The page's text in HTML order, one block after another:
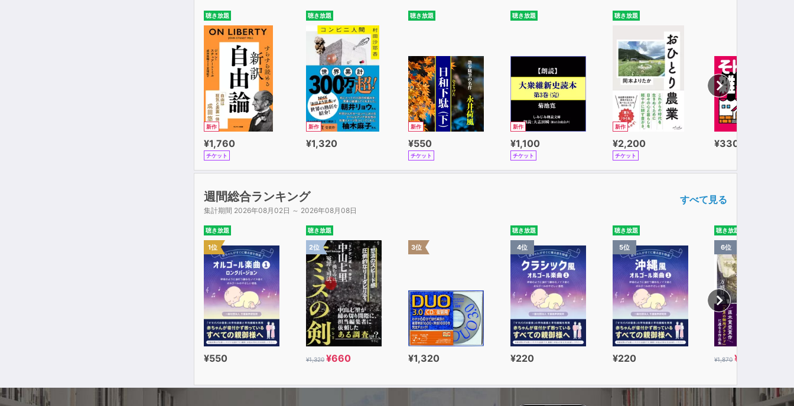
聴き放題
新作
¥1,760
チケット
聴き放題
新作
¥1,320
聴き放題
新作
¥550
チケット
聴き放題
新作
¥1,100
チケット
聴き放題
新作
¥2,200
チケット
¥330
週間総合ランキング
集計期間 2026年08月02日 ～ 2026年08月08日
すべて見る
聴き放題
1位
¥550
聴き放題
2位
¥1,320 ¥660
3位
¥1,320
聴き放題
4位
¥220
聴き放題
5位
¥220
聴き放題
6位
¥1,870 ¥935